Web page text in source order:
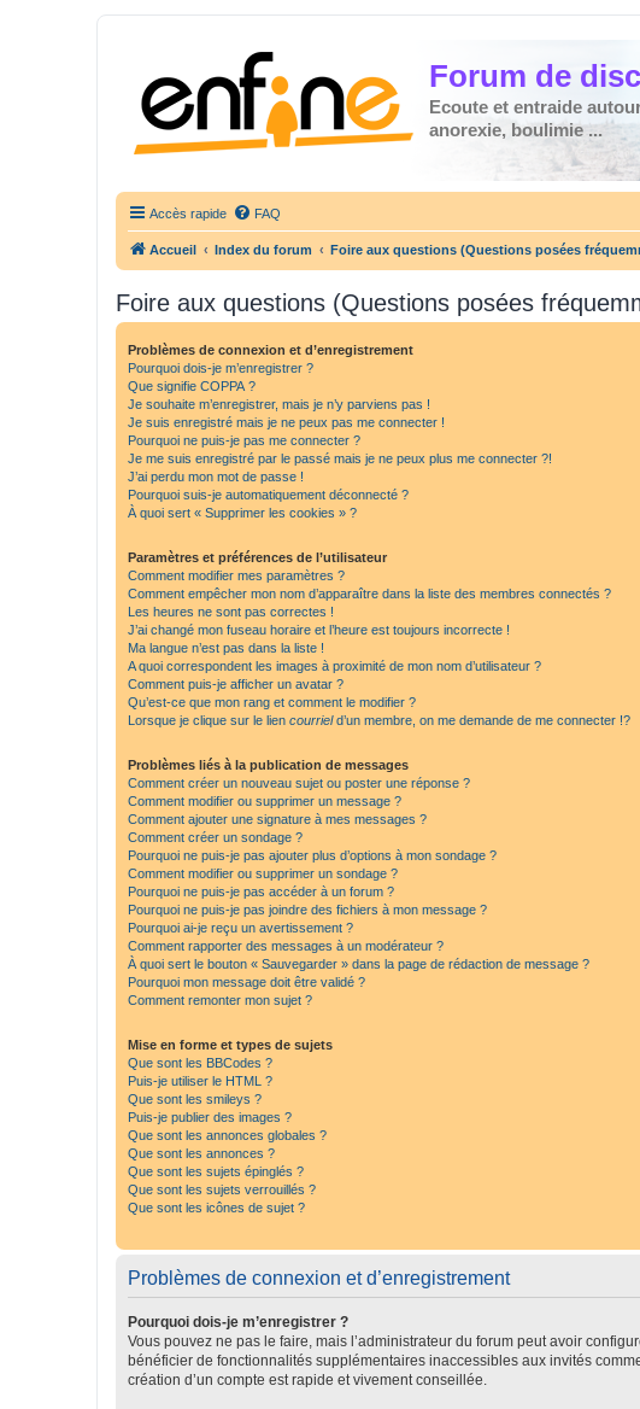
Forum de
Ecoute et entraide
anorexie, boulimie ...
Accès rapide FAQ
Accueil Index du forum Foire aux questions (Questions posées
Foire aux questions (Questions posées
Problèmes de connexion et d’enregistrement
Pourquoi dois-je m’enregistrer ?
Que signifie COPPA ?
Je souhaite m’enregistrer, mais je n’y parviens pas !
Je suis enregistré mais je ne peux pas me connecter !
Pourquoi ne puis-je pas me connecter ?
Je me suis enregistré par le passé mais je ne peux plus me connecter ?!
J’ai perdu mon mot de passe !
Pourquoi suis-je automatiquement déconnecté ?
À quoi sert « Supprimer les cookies » ?
Paramètres et préférences de l’utilisateur
Comment modifier mes paramètres ?
Comment empêcher mon nom d’apparaître dans la liste des membres connectés ?
Les heures ne sont pas correctes !
J’ai changé mon fuseau horaire et l’heure est toujours incorrecte !
Ma langue n’est pas dans la liste !
A quoi correspondent les images à proximité de mon nom d’utilisateur ?
Comment puis-je afficher un avatar ?
Qu’est-ce que mon rang et comment le modifier ?
Lorsque je clique sur le lien courrield’un membre, on me demande de me connecter !?
Problèmes liés à la publication de messages
Comment créer un nouveau sujet ou poster une réponse ?
Comment modifier ou supprimer un message ?
Comment ajouter une signature à mes messages ?
Comment créer un sondage ?
Pourquoi ne puis-je pas ajouter plus d’options à mon sondage ?
Comment modifier ou supprimer un sondage ?
Pourquoi ne puis-je pas accéder à un forum ?
Pourquoi ne puis-je pas joindre des fichiers à mon message ?
Pourquoi ai-je reçu un avertissement ?
Comment rapporter des messages à un modérateur ?
À quoi sert le bouton « Sauvegarder » dans la page de rédaction de message ?
Pourquoi mon message doit être validé ?
Comment remonter mon sujet ?
Mise en forme et types de sujets
Que sont les BBCodes ?
Puis-je utiliser le HTML ?
Que sont les smileys ?
Puis-je publier des images ?
Que sont les annonces globales ?
Que sont les annonces ?
Que sont les sujets épinglés ?
Que sont les sujets verrouillés ?
Que sont les icônes de sujet ?
Problèmes de connexion et d’enregistrement
Pourquoi dois-je m’enregistrer ?
Vous pouvez ne pas le faire, mais l’administrateur du forum peut avoir
bénéficier de fonctionnalités supplémentaires inaccessibles aux invités
création d’un compte est rapide et vivement conseillée.